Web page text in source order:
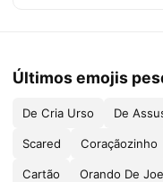
Últimos emojis
De Cria Urso De
Scared Coraçãozinho
Cartão Orando De